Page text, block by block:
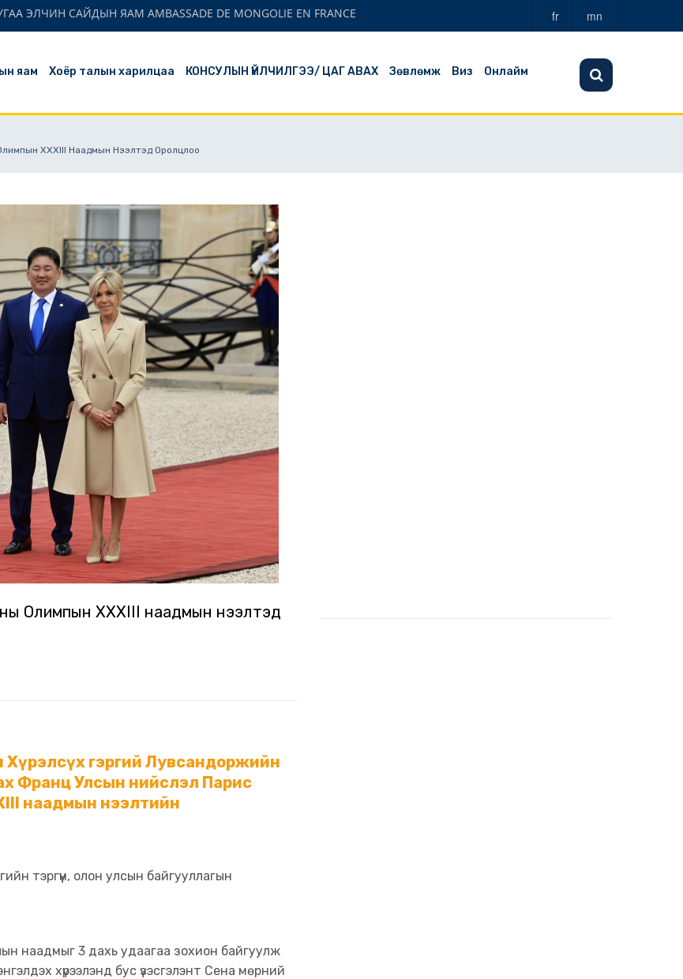
САЙДЫН ЯАМ AMBASSADE DE MONGOLIE EN FRANCE fr mn
яам Хоёр талын харилцаа КОНСУЛЫН ҮЙЛЧИЛГЭЭ/ ЦАГ АВАХ Зөвлөмж Виз Онлайм
XXXIII Наадмын Нээлтэд Оролцлоо
Олимпын XXXIII наадмын нээлтэд
Хүрэлсүх гэргий Лувсандоржийн
Франц Улсын нийслэл Парис
наадмын нээлтийн
тэргүүн, олон улсын байгууллагын
наадмыг 3 дахь удаагаа зохион байгуулж
хүрээлэнд бус үзэсгэлэнт Сена мөрний